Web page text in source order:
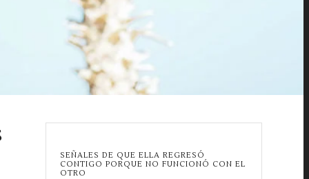
SEÑALES DE QUE ELLA REGRESÓ
CONTIGO PORQUE NO FUNCIONÓ CON EL
OTRO